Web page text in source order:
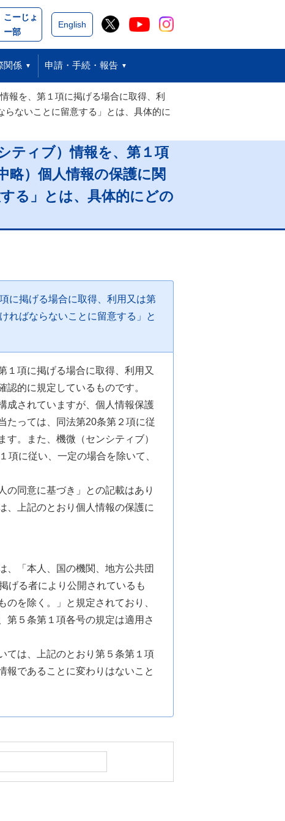
閉じる
こーじょ
ー部
English
関係 申請・手続・報告
報を、第１項に掲げる場合に取得、利
ないことに留意する」とは、具体的に
ティブ）情報を、第１項
略）個人情報の保護に関
る」とは、具体的にどの
に掲げる場合に取得、利用又は第
ればならないことに留意する」と
１項に掲げる場合に取得、利用又
的に規定しているものです。
成されていますが、個人情報保護
たっては、同法第20条第２項に従
。また、機微（センシティブ）
に従い、一定の場合を除いて、
の同意に基づき」との記載はあり
、上記のとおり個人情報の保護に
、「本人、国の機関、地方公共団
げる者により公開されているも
を除く。」と規定されており、
第５条第１項各号の規定は適用さ
ては、上記のとおり第５条第１項
報であることに変わりはないこと